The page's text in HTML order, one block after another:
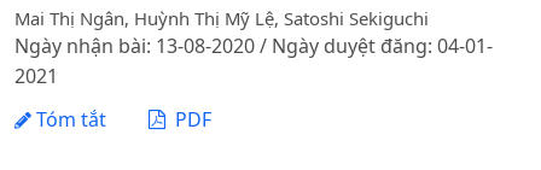
Mai Thị Ngân, Huỳnh Thị Mỹ Lệ, Satoshi Sekiguchi
Ngày nhận bài: 13-08-2020 / Ngày duyệt đăng: 04-01-
2021
Tóm tắt
PDF